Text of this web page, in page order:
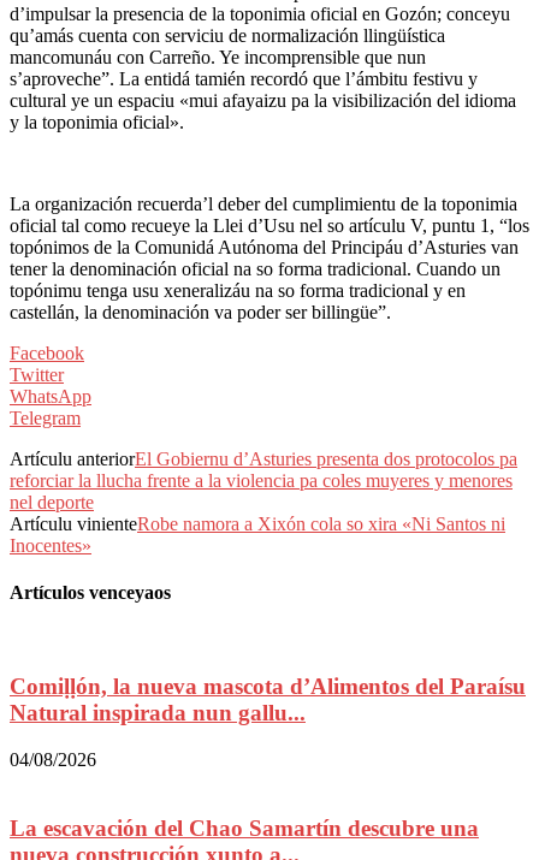
d’impulsar la presencia de la toponimia oficial en Gozón; conceyu
qu’amás cuenta con serviciu de normalización llingüística
mancomunáu con Carreño. Ye incomprensible que nun
s’aproveche”. La entidá tamién recordó que l’ámbitu festivu y
cultural ye un espaciu «mui afayaizu pa la visibilización del idioma
y la toponimia oficial».
La organización recuerda’l deber del cumplimientu de la toponimia
oficial tal como recueye la Llei d’Usu nel so artículu V, puntu 1, “los
topónimos de la Comunidá Autónoma del Principáu d’Asturies van
tener la denominación oficial na so forma tradicional. Cuando un
topónimu tenga usu xeneralizáu na so forma tradicional y en
castellán, la denominación va poder ser billingüe”.
Facebook
Twitter
WhatsApp
Telegram
Artículu anteriorEl Gobiernu d’Asturies presenta dos protocolos pa
reforciar la llucha frente a la violencia pa coles muyeres y menores
nel deporte
Artículu vinienteRobe namora a Xixón cola so xira «Ni Santos ni
Inocentes»
Artículos venceyaos
Comiḷḷón, la nueva mascota d’Alimentos del Paraísu
Natural inspirada nun gallu...
04/08/2026
La escavación del Chao Samartín descubre una
nueva construcción xunto a...